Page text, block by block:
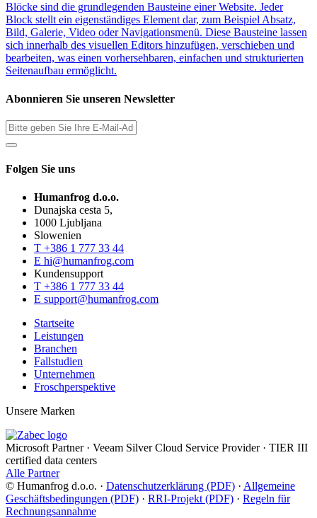
Blöcke sind die grundlegenden Bausteine einer Website. Jeder
Block stellt ein eigenständiges Element dar, zum Beispiel Absatz,
Bild, Galerie, Video oder Navigationsmenü. Diese Bausteine lassen
sich innerhalb des visuellen Editors hinzufügen, verschieben und
bearbeiten, was einen vorhersehbaren, einfachen und strukturierten
Seitenaufbau ermöglicht.
Abonnieren Sie unseren Newsletter
Folgen Sie uns
Humanfrog d.o.o.
Dunajska cesta 5,
1000 Ljubljana
Slowenien
T +386 1 777 33 44
E hi@humanfrog.com
Kundensupport
T +386 1 777 33 44
E support@humanfrog.com
Startseite
Leistungen
Branchen
Fallstudien
Unternehmen
Froschperspektive
Unsere Marken
Microsoft Partner · Veeam Silver Cloud Service Provider · TIER III
certified data centers
Alle Partner
© Humanfrog d.o.o. · Datenschutzerklärung (PDF) · Allgemeine
Geschäftsbedingungen (PDF) · RRI-Projekt (PDF) · Regeln für
Rechnungsannahme